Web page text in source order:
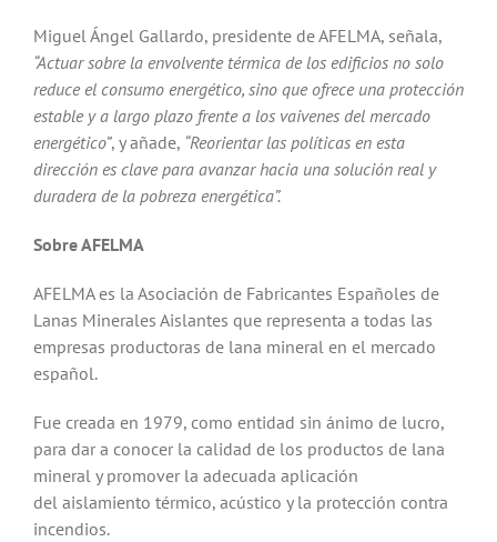
Miguel Ángel Gallardo, presidente de AFELMA, señala,
“Actuar sobre la envolvente térmica de los edificios no solo
reduce el consumo energético, sino que ofrece una protección
estable y a largo plazo frente a los vaivenes del mercado
energético”, y añade, “Reorientar las políticas en esta
dirección es clave para avanzar hacia una solución real y
duradera de la pobreza energética”.
Sobre AFELMA
AFELMA es la Asociación de Fabricantes Españoles de
Lanas Minerales Aislantes que representa a todas las
empresas productoras de lana mineral en el mercado
español.
Fue creada en 1979, como entidad sin ánimo de lucro,
para dar a conocer la calidad de los productos de lana
mineral y promover la adecuada aplicación
del aislamiento térmico, acústico y la protección contra
incendios.